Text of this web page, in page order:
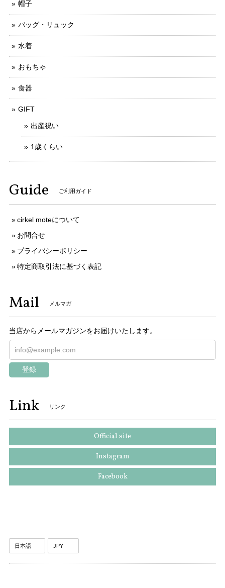
帽子
バッグ・リュック
水着
おもちゃ
食器
GIFT
出産祝い
1歳くらい
Guide ご利用ガイド
cirkel moteについて
お問合せ
プライバシーポリシー
特定商取引法に基づく表記
Mail メルマガ
当店からメールマガジンをお届けいたします。
登録
Link リンク
Official site
Instagram
Facebook